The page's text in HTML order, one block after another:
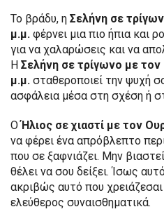
Το βράδυ, η Σελήνη σε
μ.μ. φέρνει μια πιο ήπια και
για να χαλαρώσεις και να
Η Σελήνη σε τρίγωνο με τον
μ.μ. σταθεροποιεί την ψυχή
ασφάλεια μέσα στη σχέση ή
ΟΉλιος σε χιαστί με τον
να φέρει ένα απρόβλεπτο
που σε ξαφνιάζει. Μην
θέλει να σου δείξει. Ίσως
ακριβώς αυτό που χρειάζεσαι
ελεύθερος συναισθηματικά.